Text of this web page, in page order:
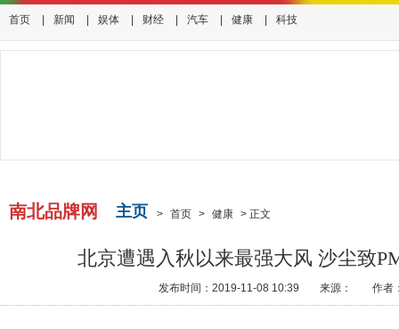
首页 新闻 娱体 财经 汽车 健康 科技
南北品牌网 主页 > 首页 > 健康 > 正文
北京遭遇入秋以来最强大风 沙尘致
发布时间：2019-11-08 10:39 来源： 作者